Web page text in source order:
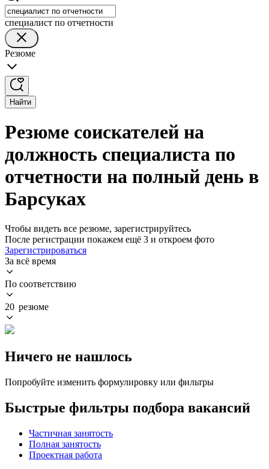
специалист по отчетности
Резюме
Найти
Резюме соискателей на
должность специалиста по
отчетности на полный день в
Барсуках
Чтобы видеть все резюме, зарегистрируйтесь
После регистрации покажем ещё 3 и откроем фото
Зарегистрироваться
За всё время
По соответствию
20 резюме
Ничего не нашлось
Попробуйте изменить формулировку или фильтры
Быстрые фильтры подбора вакансий
Частичная занятость
Полная занятость
Проектная работа